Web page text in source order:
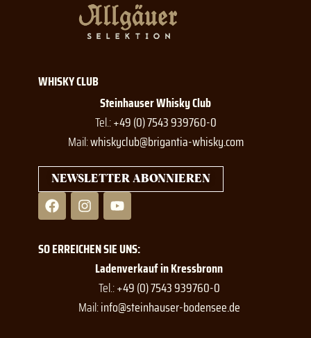
WHISKY CLUB
Steinhauser Whisky Club
Tel.:+49 (0) 7543 939760-0
Mail:whiskyclub@brigantia-whisky.com
NEWSLETTER ABONNIEREN
F
a
c
e
b
I
n
s
t
a
m
Y
o
u
t
u
b
e
SO ERREICHEN SIE UNS:
Ladenverkauf in Kressbronn
Tel.:+49 (0) 7543 939760-0
Mail:info@steinhauser-bodensee.de